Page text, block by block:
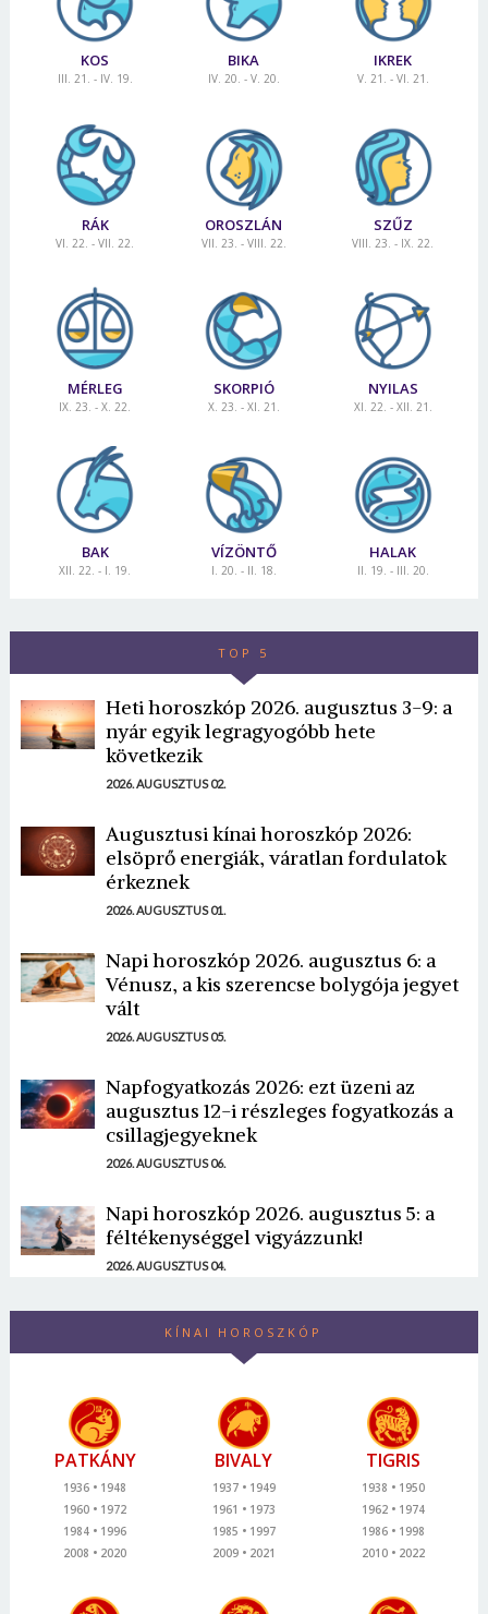
KOS
III. 21. - IV. 19.
BIKA
IV. 20. - V. 20.
IKREK
V. 21. - VI. 21.
RÁK
VI. 22. - VII. 22.
OROSZLÁN
VII. 23. - VIII. 22.
SZŰZ
VIII. 23. - IX. 22.
MÉRLEG
IX. 23. - X. 22.
SKORPIÓ
X. 23. - XI. 21.
NYILAS
XI. 22. - XII. 21.
BAK
XII. 22. - I. 19.
VÍZÖNTŐ
I. 20. - II. 18.
HALAK
II. 19. - III. 20.
TOP 5
Heti horoszkóp 2026. augusztus 3-9: a
nyár egyik legragyogóbb hete
következik
2026. AUGUSZTUS 02.
Augusztusi kínai horoszkóp 2026:
elsöprő energiák, váratlan fordulatok
érkeznek
2026. AUGUSZTUS 01.
Napi horoszkóp 2026. augusztus 6: a
Vénusz, a kis szerencse bolygója jegyet
vált
2026. AUGUSZTUS 05.
Napfogyatkozás 2026: ezt üzeni az
augusztus 12-i részleges fogyatkozás a
csillagjegyeknek
2026. AUGUSZTUS 06.
Napi horoszkóp 2026. augusztus 5: a
féltékenységgel vigyázzunk!
2026. AUGUSZTUS 04.
KÍNAI HOROSZKÓP
PATKÁNY
1936
1948
1960
1972
1984
1996
2008
2020
BIVALY
1937
1949
1961
1973
1985
1997
2009
2021
TIGRIS
1938
1950
1962
1974
1986
1998
2010
2022